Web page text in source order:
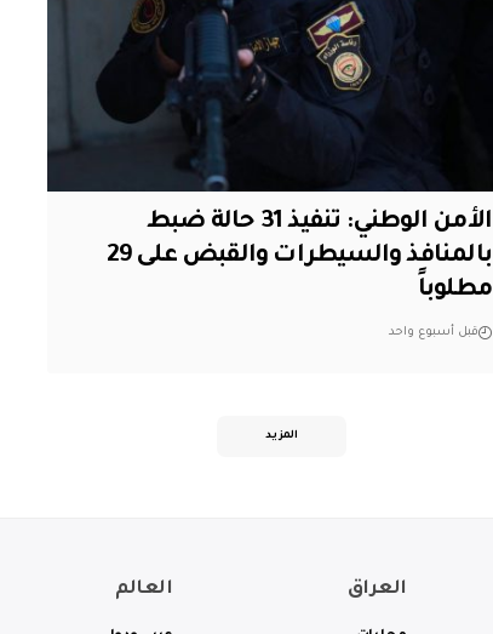
الأمن الوطني: تنفيذ 31 حالة ضبط
بالمنافذ والسيطرات والقبض على 29
مطلوباً
قبل أسبوع واحد
المزيد
العراق العالم